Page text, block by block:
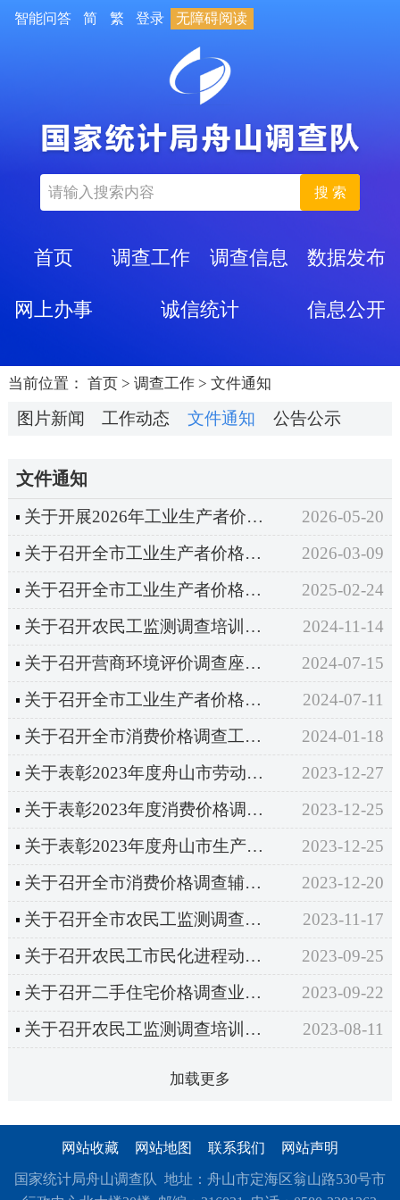
智能问答 简 繁 登录 无障碍阅读
搜 索
首页 调查工作 调查信息 数据发布
网上办事 诚信统计 信息公开
当前位置： 首页 > 调查工作 > 文件通知
图片新闻 工作动态 文件通知 公告公示
文件通知
关于开展2026年工业生产者价格调查基层基础工作和数据质量检查的通知
2026-05-20
关于召开全市工业生产者价格调查工作业务培训的通知
2026-03-09
关于召开全市工业生产者价格调查工作业务培训的通知
2025-02-24
关于召开农民工监测调查培训班的通知
2024-11-14
关于召开营商环境评价调查座谈会的通知
2024-07-15
关于召开全市工业生产者价格调查工作业务培训的通知
2024-07-11
关于召开全市消费价格调查工作会议的通知
2024-01-18
关于表彰2023年度舟山市劳动力调查优秀辅助调查员的通知
2023-12-27
关于表彰2023年度消费价格调查优秀辅助调查员的通知
2023-12-25
关于表彰2023年度舟山市生产价格调查工作优秀单位的通知
2023-12-25
关于召开全市消费价格调查辅助调查员业务培训的通知
2023-12-20
关于召开全市农民工监测调查培训班的通知
2023-11-17
关于召开农民工市民化进程动态监测调查培训的通知
2023-09-25
关于召开二手住宅价格调查业务培训暨重点经纪机构座谈会的通知
2023-09-22
关于召开农民工监测调查培训班的通知
2023-08-11
加载更多
网站收藏 网站地图 联系我们 网站声明
国家统计局舟山调查队 地址：舟山市定海区翁山路530号市